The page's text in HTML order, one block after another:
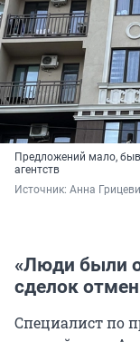
Предложений мало,
агентств
Источник: Анна
«Люди были
сделок
Специалист по